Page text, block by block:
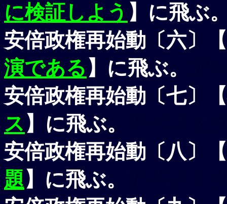
に検証しよう 】に飛ぶ
安倍政権再始動〔六〕【
演である 】に飛ぶ。
安倍政権再始動〔七〕【
ス 】に飛ぶ。
安倍政権再始動〔八〕【
題 】に飛ぶ。